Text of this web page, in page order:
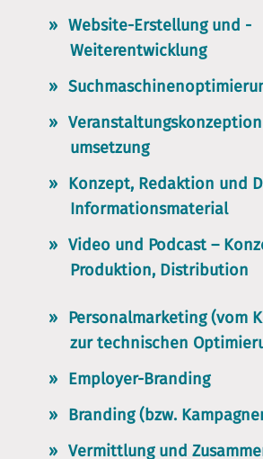
Website-Erstellung und -
Weiterentwicklung
umsetzung
Konzept, Redaktion und
Informationsmaterial
Video und Podcast –
Produktion, Distribution
Personalmarketing (vom
zur technischen
Employer-Branding
Branding (bzw.
Vermittlung und